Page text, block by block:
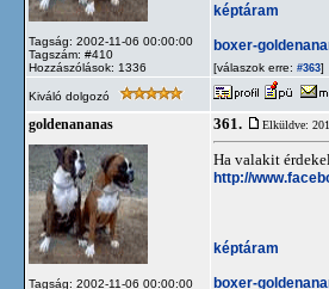
Tagság: 2002-11-06 00:00:00
Tagszám: #410
Hozzászólások: 1336
képtáram
boxer-
[válaszok erre: #363]
Kiváló dolgozó
goldenananas
Tagság: 2002-11-06 00:00:00
361. Elküldve:
Ha valakit
http://
képtáram
boxer-